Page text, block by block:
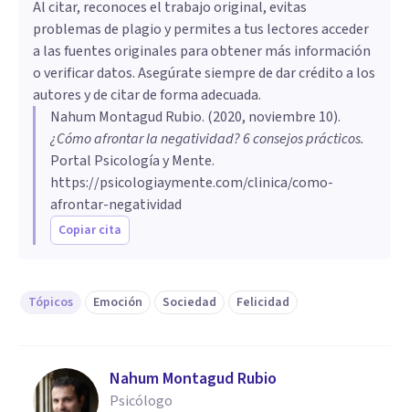
Al citar, reconoces el trabajo original, evitas
problemas de plagio y permites a tus lectores acceder
a las fuentes originales para obtener más información
o verificar datos. Asegúrate siempre de dar crédito a los
autores y de citar de forma adecuada.
Nahum Montagud Rubio. (2020, noviembre 10).
¿Cómo afrontar la negatividad? 6 consejos prácticos.
Portal Psicología y Mente.
https://psicologiaymente.com/clinica/como-
afrontar-negatividad
Copiar cita
Tópicos Emoción Sociedad Felicidad
Nahum Montagud Rubio
Psicólogo